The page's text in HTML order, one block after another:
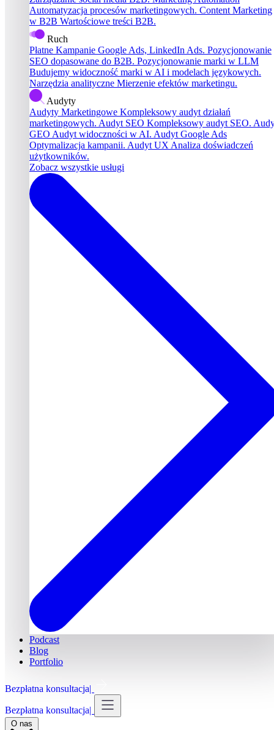
Automatyzacja procesów marketingowych. Content Marketing
w B2B Wartościowe treści B2B.
Ruch
Płatne Kampanie Google Ads, LinkedIn Ads. Pozycjonowanie
SEO dopasowane do B2B. Pozycjonowanie marki w LLM
Budujemy widoczność marki w AI i modelach językowych.
Narzędzia analityczne Mierzenie efektów marketingu.
Audyty
Audyty Marketingowe Kompleksowy audyt działań
marketingowych. Audyt SEO Kompleksowy audyt SEO.
GEO Audyt widoczności w AI. Audyt Google Ads
Optymalizacja kampanii. Audyt UX Analiza doświadczeń
użytkowników.
Zobacz wszystkie usługi
Podcast
Blog
Portfolio
Bezpłatna konsultacja
Bezpłatna konsultacja